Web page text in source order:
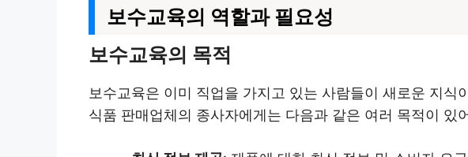
보수교육의 역할과 필요성
보수교육의 목적
보수교육은 이미 직업을 가지고 있는 사람들이 새로운 지
식품 판매업체의 종사자에게는 다음과 같은 여러 목적이 있